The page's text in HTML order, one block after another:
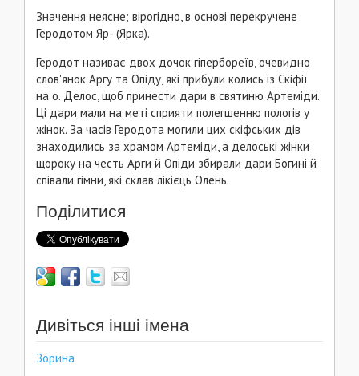
Значення неясне; вірогідно, в основі перекручене
Геродотом Яр- (Ярка).
Геродот називає двох дочок гіпербореїв, очевидно
слов'янок Аргу та Опіду, які прибули колись із Скіфії
на о. Делос, щоб принести дари в святиню Артеміди.
Ці дари мали на меті сприяти полегшенню пологів у
жінок. За часів Геродота могили цих скіфських дів
знаходились за храмом Артеміди, а делоські жінки
щороку на честь Арги й Опіди збирали дари Богині й
співали гімни, які склав лікієць Олень.
Поділитися
Дивіться інші імена
Зорина